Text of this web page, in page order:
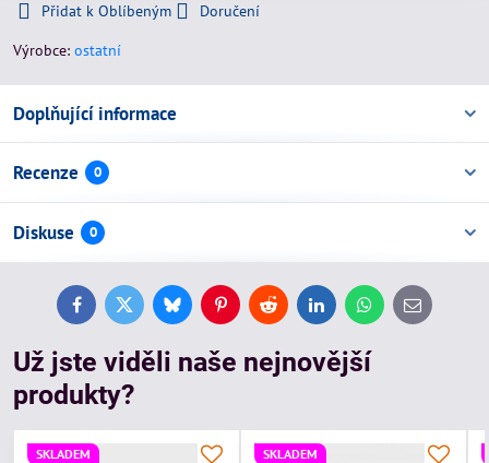
Přidat k Oblíbeným
Doručení
Výrobce: ostatní
Doplňující informace
Recenze 0
Diskuse 0
FacebookTwitterBlueskyPinterestReddit LinkedInWhatsApp
E-
mail
Už jste viděli naše nejnovější
produkty?
SKLADEM SKLADEM